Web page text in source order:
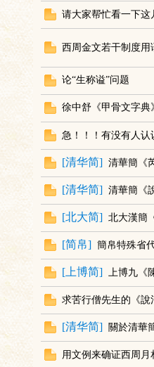
请大家帮忙看一下这
西周金文若干制度
论“生称谥”问题
徐中舒《甲骨文字典
急！！！有没有人认
[清华简] 清華簡《
[清华简] 清華簡《
[北大简] 北大漢簡
[简帛] 簡帛特殊省
[ 上博简] 上博九《
求苦行僧先生的《說
[清华简] 關於清華
用文例来确证西周月